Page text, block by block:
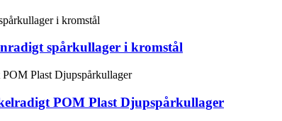
spårkullager i kromstål
POM Plast Djupspårkullager